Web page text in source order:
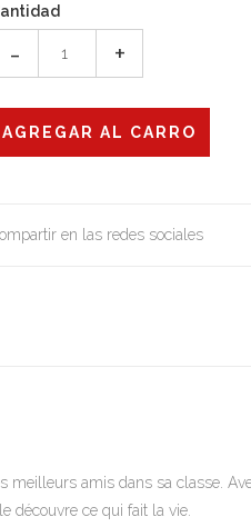
- +
en las redes sociales
meilleurs amis dans sa classe.
découvre ce qui fait la vie.